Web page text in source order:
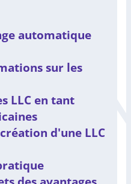
automatique
sur les
LLC en tant
d'une LLC